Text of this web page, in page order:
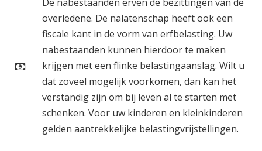
overledene. De nalatenschap heeft ook een
fiscale kant in de vorm van erfbelasting. Uw
nabestaanden kunnen hierdoor te maken
krijgen met een flinke belastingaanslag. Wilt u
dat zoveel mogelijk voorkomen, dan kan het
verstandig zijn om bij leven al te starten met
schenken. Voor uw kinderen en kleinkinderen
gelden aantrekkelijke belastingvrijstellingen.